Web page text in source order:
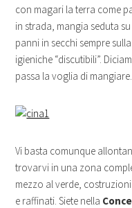
con magari la terra come
in strada, mangia seduta
panni in secchi sempre
igieniche “discutibili”.
passa la voglia di mangiare.
Vi basta comunque
trovarvi in una zona
mezzo al verde,
e raffinati. Siete nella